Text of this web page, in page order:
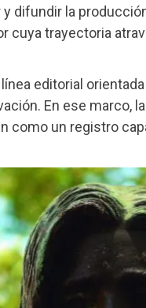
difundir la
cuya trayectoria
editorial
En ese marco,
como un registro